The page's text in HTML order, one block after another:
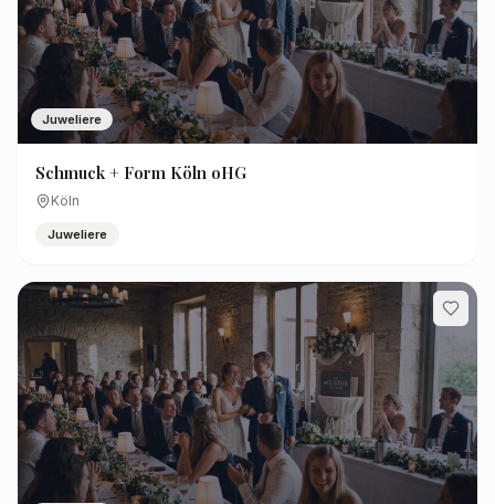
Juweliere
Schmuck + Form Köln oHG
Köln
Juweliere